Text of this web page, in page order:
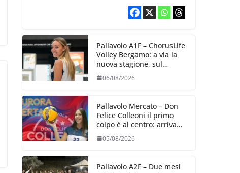
Pallavolo A1F – ChorusLife
Volley Bergamo: a via la
nuova stagione, sul
mercato si cerca la vice
Ungureanu
06/08/2026
Pallavolo Mercato – Don
Felice Colleoni il primo
colpo è al centro: arriva
Aurora Bertasi
05/08/2026
Pallavolo A2F – Due mesi